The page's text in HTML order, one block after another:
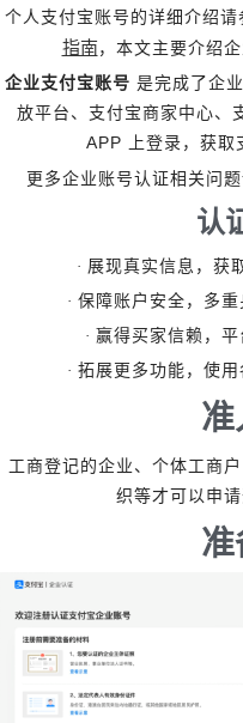
个人支付宝账号的详细介绍请
指南 ，本文主要介绍
企业支付宝账号 是完成了企
放平台、支付宝商家中心、
APP
上登录，获
更多企业账号认证相关问
认
· 展现真实信息，获
· 保障账户安全，多重
· 赢得买家信赖，平
· 拓展更多功能，使用
准
工商登记的企业、个体工商
织等才可以申
准